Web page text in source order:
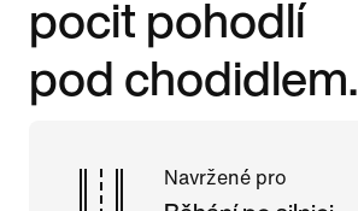
pocit pohodlí
pod chodidlem.
Navržené pro